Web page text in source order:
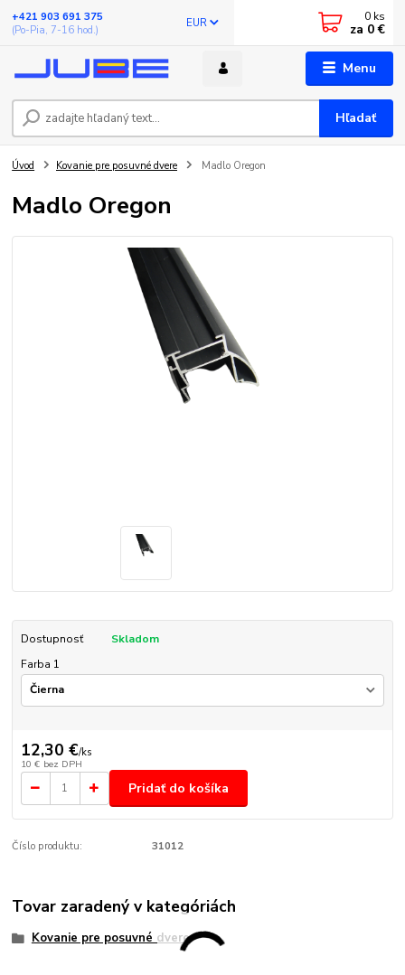
Menu
EUR
Hľadať
+421 903 691 375
(Po-Pia, 7-16 hod.)
0 ks
za 0 €
Úvod Kovanie pre posuvné dvere Madlo Oregon
Madlo Oregon
Dostupnosť
Skladom
Farba 1
12,30 €/ks
10 € bez DPH
Pridať do košíka
Číslo produktu: 31012
Tovar zaradený v kategóriách
Kovanie pre posuvné dvere